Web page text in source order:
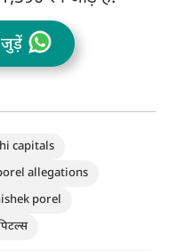
जुड़ें
capitals
allegations
porel